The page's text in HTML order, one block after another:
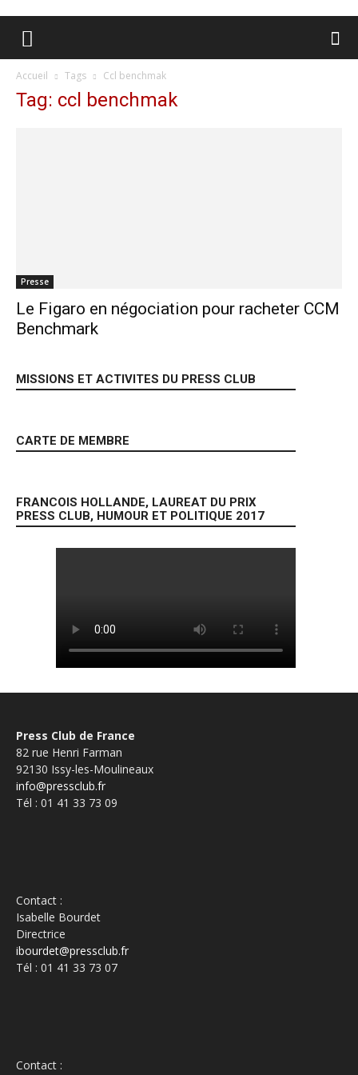
Accueil Tags Ccl benchmak
Tag: ccl benchmak
Presse
Le Figaro en négociation pour racheter CCM
Benchmark
MISSIONS ET ACTIVITES DU PRESS CLUB
CARTE DE MEMBRE
FRANCOIS HOLLANDE, LAUREAT DU PRIX
PRESS CLUB, HUMOUR ET POLITIQUE 2017
Press Club de France
82 rue Henri Farman
92130 Issy-les-Moulineaux
info@pressclub.fr
Tél : 01 41 33 73 09
Contact :
Isabelle Bourdet
Directrice
ibourdet@pressclub.fr
Tél : 01 41 33 73 07
Contact :